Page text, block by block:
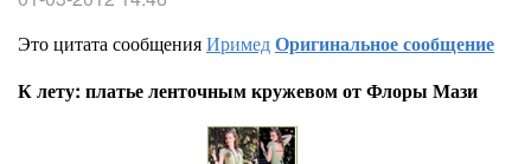
Это цитата сообщенияИримедОригинальное сообщение
К лету: платье ленточным кружевом от Флоры Мази